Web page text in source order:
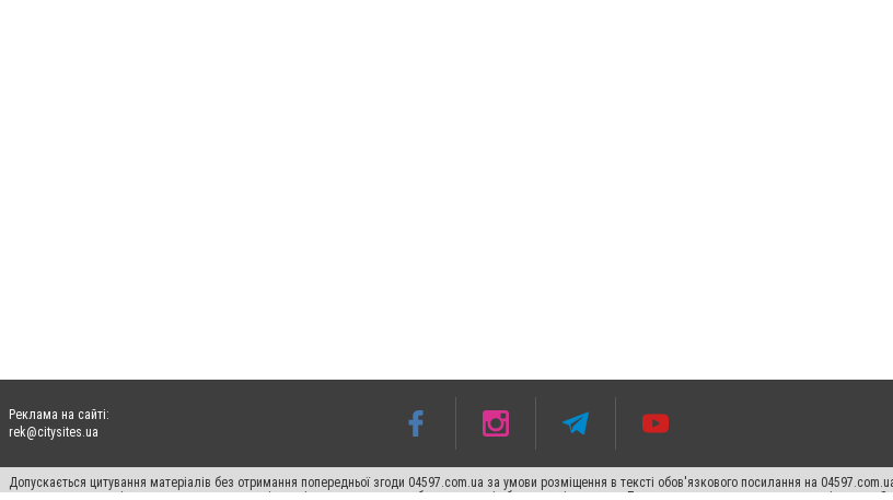
Реклама на сайті:
rek@citysites.ua
Допускається цитування матеріалів без отримання попередньої згоди 04597.com.ua за умови розміщення в тексті обов'язкового посилання на
пошукових систем гіперпосилання на цитовані статті не нижче другого абзацу в тексті або в якості джерела. Порушення виняткових прав переслідується